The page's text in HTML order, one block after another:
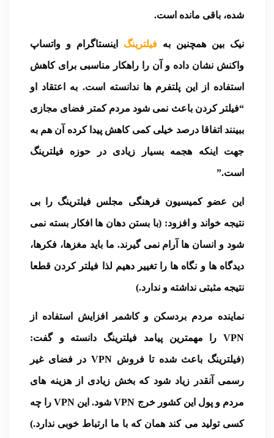
شده، باقی مانده است.
نیک بین همچنین به فیلترینگ اینستاگرام و واتساپ
واکنش نشان داده و آن را راهکار مناسبی برای کاهش
استفاده از این پلتفرم ها ندانسته است. به اعتقاد او
“فیلتر کردن باعث نمی شود مردم کمتر فضای مجازی
ببینند اتفاقا درصد خیلی کمی کاهش پیدا کرده آن هم به
جهت اینکه هجمه بسیار زیادی در حوزه فیلترینگ
است.”
این عضو کمیسیون فرهنگی مجلس فیلترینگ را بی
نتیجه خواند و افزود: (با بستن دهان ها افکار بسته نمی
شود و انسان ها آرام نمی گیرند. ما باید مغزها، فکرها،
دیدگاه ها و نگاه ها را تغییر دهیم لذا فیلتر کردن قطعا
نتیجه مثبتی نداشته و ندارد.)
نماینده مردم بردسکن و کاشمر افزایش استفاده از
VPN را مهمترین پیامد فیلترینگ دانسته و گفت:
(فیلترینگ باعث شده تا فروش VPN در فضای غیر
رسمی آنقدر زیاد شود که بخش زیادی از هزینه های
مردم و پول این کشور خرج VPN شود. این VPN را چه
کسی تولید می کند همان که با ما ارتباط خوبی ندارد.)